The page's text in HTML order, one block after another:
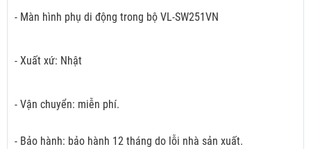
- Màn hình phụ di động trong bộ VL-SW251VN
- Xuất xứ: Nhật
- Vận chuyển: miễn phí.
- Bảo hành: bảo hành 12 tháng do lỗi nhà sản xuất.